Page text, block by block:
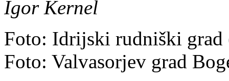
Igor Kernel
Foto: Idrijski rudniški
Foto: Valvasorjev grad